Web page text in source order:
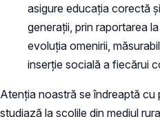
asigure educația corectă
generații, prin raportarea
evoluția omenirii,
inserție socială a fiecărui
Atenția noastră se îndreaptă
studiază la școlile din mediul